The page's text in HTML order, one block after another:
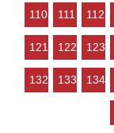
110 111 112
121 122 123
132 133 134